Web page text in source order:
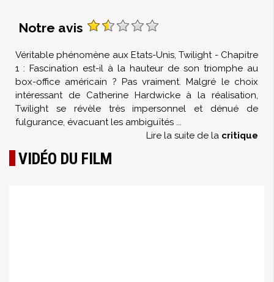
Notre avis
Véritable phénomène aux Etats-Unis, Twilight - Chapitre
1 : Fascination est-il à la hauteur de son triomphe au
box-office américain ? Pas vraiment. Malgré le choix
intéressant de Catherine Hardwicke à la réalisation,
Twilight se révèle très impersonnel et dénué de
fulgurance, évacuant les ambiguïtés ...
Lire la suite de la critique
VIDÉO DU FILM